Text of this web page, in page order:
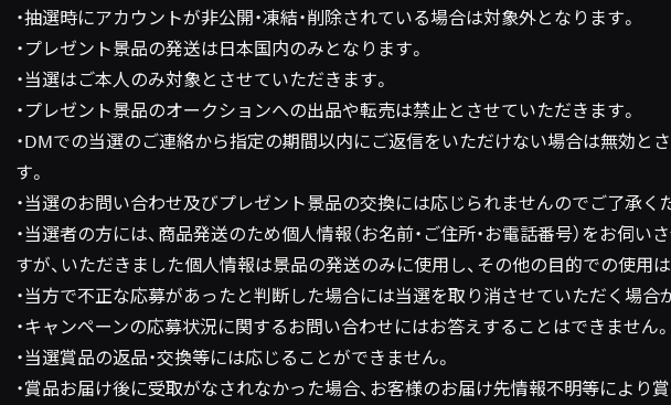
・抽選時にアカウントが非公開・凍結・削除されている場合は対象外となります。
・プレゼント景品の発送は日本国内のみとなります。
・当選はご本人のみ対象とさせていただきます。
・プレゼント景品のオークションへの出品や転売は禁止とさせていただきます。
・DMでの当選のご連絡から指定の期間以内にご返信をいただけない場合は無効と
す。
・当選のお問い合わせ及びプレゼント景品の交換には応じられませんのでご了承く
・当選者の方には、商品発送のため個人情報（お名前・ご住所・お電話番号）をお伺い
すが、いただきました個人情報は景品の発送のみに使用し、その他の目的での使用は
・当方で不正な応募があったと判断した場合には当選を取り消させていただく場合
・キャンペーンの応募状況に関するお問い合わせにはお答えすることはできません。
・当選賞品の返品・交換等には応じることができません。
・賞品お届け後に受取がなされなかった場合、お客様のお届け先情報不明等により